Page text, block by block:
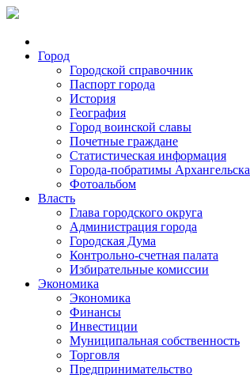
Город
Городской справочник
Паспорт города
История
География
Город воинской славы
Почетные граждане
Статистическая информация
Города-побратимы Архангельска
Фотоальбом
Власть
Глава городского округа
Администрация города
Городская Дума
Контрольно-счетная палата
Избирательные комиссии
Экономика
Экономика
Финансы
Инвестиции
Муниципальная собственность
Торговля
Предпринимательство